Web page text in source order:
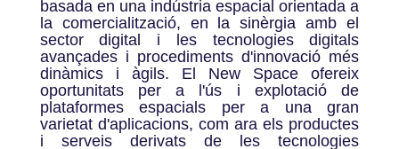
basada en una indústria espacial orientada a
la comercialització, en la sinèrgia amb el
sector digital i les tecnologies digitals
avançades i procediments d'innovació més
dinàmics i àgils. El New Space ofereix
oportunitats per a l'ús i explotació de
plataformes espacials per a una gran
varietat d'aplicacions, com ara els productes
i serveis derivats de les tecnologies